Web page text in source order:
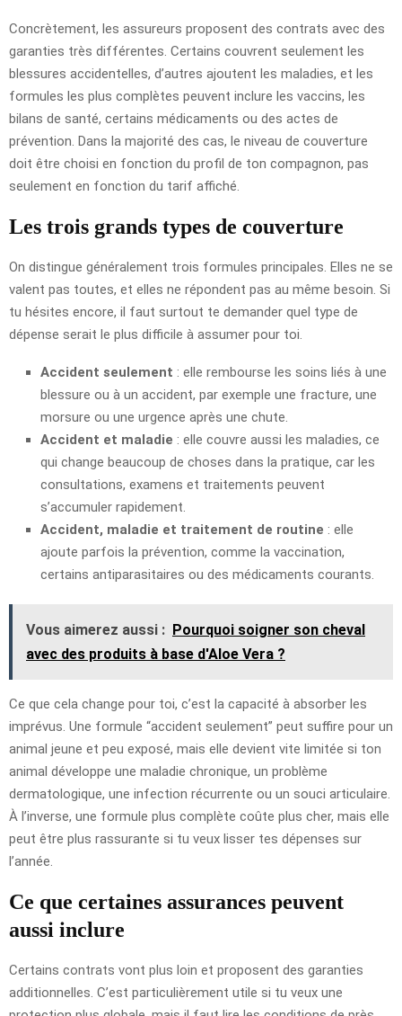
Concrètement, les assureurs proposent des contrats avec des
garanties très différentes. Certains couvrent seulement les
blessures accidentelles, d’autres ajoutent les maladies, et les
formules les plus complètes peuvent inclure les vaccins, les
bilans de santé, certains médicaments ou des actes de
prévention. Dans la majorité des cas, le niveau de couverture
doit être choisi en fonction du profil de ton compagnon, pas
seulement en fonction du tarif affiché.
Les trois grands types de couverture
On distingue généralement trois formules principales. Elles ne se
valent pas toutes, et elles ne répondent pas au même besoin. Si
tu hésites encore, il faut surtout te demander quel type de
dépense serait le plus difficile à assumer pour toi.
Accident seulement : elle rembourse les soins liés à une
blessure ou à un accident, par exemple une fracture, une
morsure ou une urgence après une chute.
Accident et maladie : elle couvre aussi les maladies, ce
qui change beaucoup de choses dans la pratique, car les
consultations, examens et traitements peuvent
s’accumuler rapidement.
Accident, maladie et traitement de routine : elle
ajoute parfois la prévention, comme la vaccination,
certains antiparasitaires ou des médicaments courants.
Vous aimerez aussi : Pourquoi soigner son cheval
avec des produits à base d'Aloe Vera ?
Ce que cela change pour toi, c’est la capacité à absorber les
imprévus. Une formule “accident seulement” peut suffire pour un
animal jeune et peu exposé, mais elle devient vite limitée si ton
animal développe une maladie chronique, un problème
dermatologique, une infection récurrente ou un souci articulaire.
À l’inverse, une formule plus complète coûte plus cher, mais elle
peut être plus rassurante si tu veux lisser tes dépenses sur
l’année.
Ce que certaines assurances peuvent
aussi inclure
Certains contrats vont plus loin et proposent des garanties
additionnelles. C’est particulièrement utile si tu veux une